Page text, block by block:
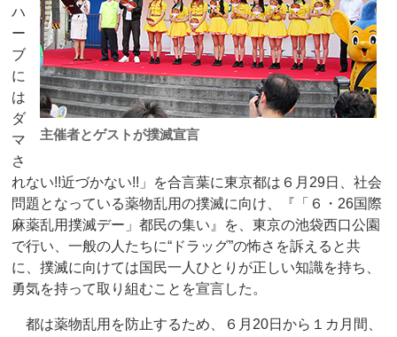
主催者とゲストが撲滅宣言
ハ
ー
ブ
に
は
ダ
マ
さ
れない!!近づかない!!」を合言葉に東京都は６月29日、社会
問題となっている薬物乱用の撲滅に向け、『「６・26国際
麻薬乱用撲滅デー」都民の集い』を、東京の池袋西口公園
で行い、一般の人たちに“ドラッグ”の怖さを訴えると共
に、撲滅に向けては国民一人ひとりが正しい知識を持ち、
勇気を持って取り組むことを宣言した。
都は薬物乱用を防止するため、６月20日から１カ月間、